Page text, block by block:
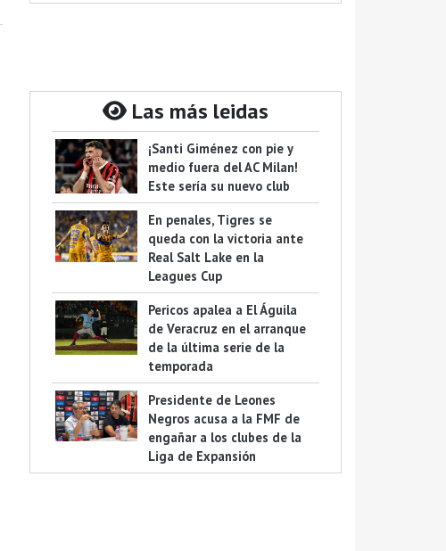
Las más leidas
¡Santi Giménez con pie y
medio fuera del AC Milan!
Este sería su nuevo club
En penales, Tigres se
queda con la victoria ante
Real Salt Lake en la
Leagues Cup
Pericos apalea a El Águila
de Veracruz en el arranque
de la última serie de la
temporada
Presidente de Leones
Negros acusa a la FMF de
engañar a los clubes de la
Liga de Expansión